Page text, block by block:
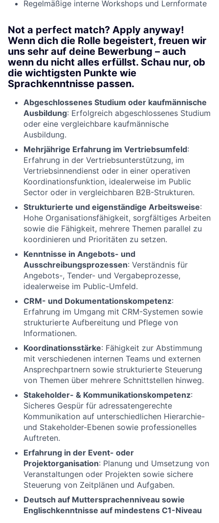
Regelmäßige interne Workshops und Lernformate
Not a perfect match? Apply anyway!
Wenn dich die Rolle begeistert, freuen wir
uns sehr auf deine Bewerbung – auch
wenn du nicht alles erfüllst. Schau nur, ob
die wichtigsten Punkte wie
Sprachkenntnisse passen.
Abgeschlossenes Studium oder kaufmännische
Ausbildung: Erfolgreich abgeschlossenes Studium
oder eine vergleichbare kaufmännische
Ausbildung.
Mehrjährige Erfahrung im Vertriebsumfeld:
Erfahrung in der Vertriebsunterstützung, im
Vertriebsinnendienst oder in einer operativen
Koordinationsfunktion, idealerweise im Public
Sector oder in vergleichbaren B2B-Strukturen.
Strukturierte und eigenständige Arbeitsweise:
Hohe Organisationsfähigkeit, sorgfältiges Arbeiten
sowie die Fähigkeit, mehrere Themen parallel zu
koordinieren und Prioritäten zu setzen.
Kenntnisse in Angebots- und
Ausschreibungsprozessen: Verständnis für
Angebots-, Tender- und Vergabeprozesse,
idealerweise im Public-Umfeld.
CRM- und Dokumentationskompetenz:
Erfahrung im Umgang mit CRM-Systemen sowie
strukturierte Aufbereitung und Pflege von
Informationen.
Koordinationsstärke: Fähigkeit zur Abstimmung
mit verschiedenen internen Teams und externen
Ansprechpartnern sowie strukturierte Steuerung
von Themen über mehrere Schnittstellen hinweg.
Stakeholder- & Kommunikationskompetenz:
Sicheres Gespür für adressatengerechte
Kommunikation auf unterschiedlichen Hierarchie-
und Stakeholder-Ebenen sowie professionelles
Auftreten.
Erfahrung in der Event- oder
Projektorganisation: Planung und Umsetzung von
Veranstaltungen oder Projekten sowie sichere
Steuerung von Zeitplänen und Aufgaben.
Deutsch auf Muttersprachenniveau sowie
Englischkenntnisse auf mindestens C1-Niveau